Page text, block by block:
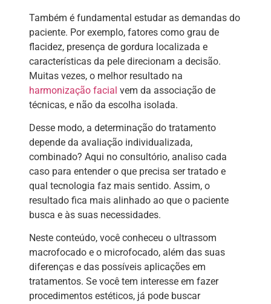
Também é fundamental estudar as demandas do
paciente. Por exemplo, fatores como grau de
flacidez, presença de gordura localizada e
características da pele direcionam a decisão.
Muitas vezes, o melhor resultado na
harmonização facial vem da associação de
técnicas, e não da escolha isolada.
Desse modo, a determinação do tratamento
depende da avaliação individualizada,
combinado? Aqui no consultório, analiso cada
caso para entender o que precisa ser tratado e
qual tecnologia faz mais sentido. Assim, o
resultado fica mais alinhado ao que o paciente
busca e às suas necessidades.
Neste conteúdo, você conheceu o ultrassom
macrofocado e o microfocado, além das suas
diferenças e das possíveis aplicações em
tratamentos. Se você tem interesse em fazer
procedimentos estéticos, já pode buscar